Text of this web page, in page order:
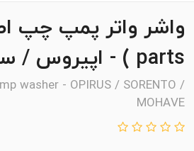
parts ) - اپيروس / سورنتو / موهاوي
washer - OPIRUS / SORENTO /
MOHAVE